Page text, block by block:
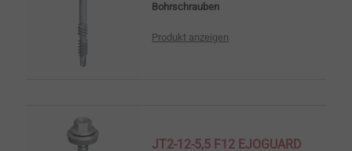
Bohrschrauben
Produkt anzeigen
JT2-12-5,5 F12 EJOGUARD